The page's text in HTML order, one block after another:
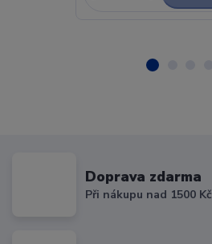
Doprava zdarma
Při nákupu nad 1500 Kč